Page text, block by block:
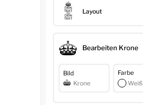
Layout
Bearbeiten Krone
Bild
Krone
Farbe
Weiß